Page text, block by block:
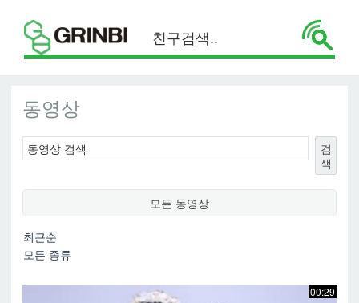
동영상
검
색
모든 동영상
00:29